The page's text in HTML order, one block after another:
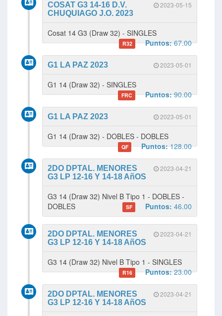
2023-05-15
COSAT G3 14-16 D.V.
CHUQUIAGO J.O. 2023
Cosat 14 G3 (Draw 32) - SINGLES
R32 Puntos:67.00
2023-05-01
G1 LA PAZ 2023
G1 14 (Draw 32) - SINGLES
FRC Puntos:90.00
2023-05-01
G1 LA PAZ 2023
G1 14 (Draw 32) - DOBLES - DOBLES
QF Puntos:128.00
2023-04-21
2DO DPTAL. MENORES
G3 LP 12-16 Y 14-18 AñOS
G3 14 (Draw 32) Nivel B Tipo 1 - DOBLES -
DOBLES
SF Puntos: 46.00
2023-04-21
2DO DPTAL. MENORES
G3 LP 12-16 Y 14-18 AñOS
G3 14 (Draw 32) Nivel B Tipo 1 - SINGLES
R16 Puntos:23.00
2023-04-21
2DO DPTAL. MENORES
G3 LP 12-16 Y 14-18 AñOS